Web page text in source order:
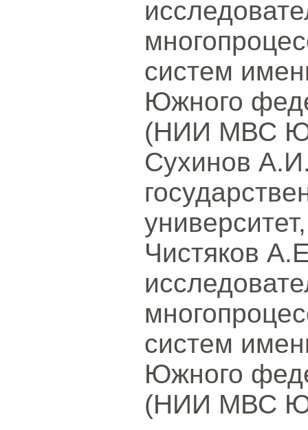
систем
Южного
(НИИ МВС
Сухинов
Чистяков
систем
Южного
(НИИ МВС